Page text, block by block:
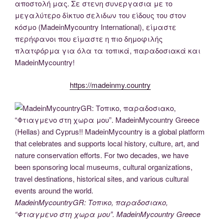
αποστολή μας. Σε στενη συνεργασια με το
μεγαλύτερο δίκτυο σελιδων του είδους του στον
κόσμο (MadeinMycountry International), είμαστε
περήφανοι που είμαστε η πιο δημοφιλής
πλατφόρμα για όλα τα τοπικά, παραδοσιακά και
MadeinMycountry!
https://madeinmy.country
MadeinMycountryGR: Τοπικο, παραδοσιακο,
“Φτιαγμενο στη χωρα μου”. MadeinMycountry Greece